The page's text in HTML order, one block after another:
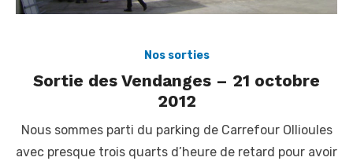
Nos sorties
Sortie des Vendanges – 21 octobre
2012
Nous sommes parti du parking de Carrefour Ollioules
avec presque trois quarts d’heure de retard pour avoir